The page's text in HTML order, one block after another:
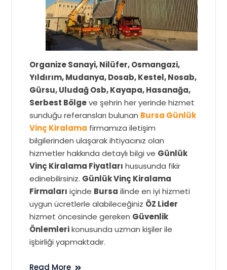
Organize Sanayi, Nilüfer, Osmangazi,
Yıldırım, Mudanya, Dosab, Kestel, Nosab,
Gürsu, Uludağ Osb, Kayapa, Hasanağa,
Serbest Bölgeve şehrin her yerinde hizmet
sunduğu referansları bulunan Bursa Günlük
Vinç Kiralama firmamıza iletişim
bilgilerinden ulaşarak ihtiyacınız olan
hizmetler hakkında detaylı bilgi ve Günlük
Vinç Kiralama Fiyatları hususunda fikir
edinebilirsiniz. Günlük Vinç Kiralama
Firmaları içinde Bursa ilinde en iyi hizmeti
uygun ücretlerle alabileceğiniz ÖZ Lider
hizmet öncesinde gereken Güvenlik
Önlemlerikonusunda uzman kişiler ile
işbirliği yapmaktadır.
Read More